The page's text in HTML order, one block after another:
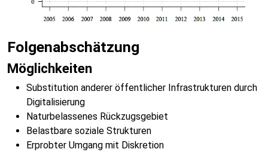
Folgenabschätzung
Möglichkeiten
Substitution anderer öffentlicher Infrastrukturen durch
Digitalisierung
Naturbelassenes Rückzugsgebiet
Belastbare soziale Strukturen
Erprobter Umgang mit Diskretion